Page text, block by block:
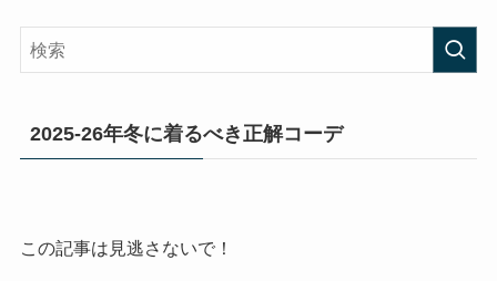
2025-26年冬に着るべき正解コーデ
この記事は見逃さないで！